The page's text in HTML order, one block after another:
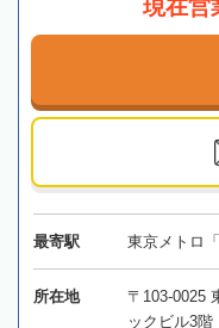
現在営
最寄駅 東京メトロ
所在地
〒103-0025
ックビル3階